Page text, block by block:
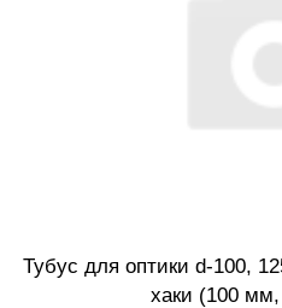
Тубус для оптики d-100,
хаки (100